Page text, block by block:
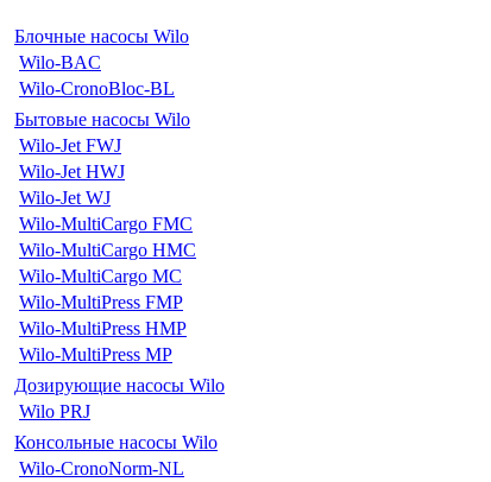
Блочные насосы Wilo
Wilo-BAC
Wilo-CronoBloc-BL
Бытовые насосы Wilo
Wilo-Jet FWJ
Wilo-Jet HWJ
Wilo-Jet WJ
Wilo-MultiCargo FMC
Wilo-MultiCargo HMC
Wilo-MultiCargo MC
Wilo-MultiPress FMP
Wilo-MultiPress HMP
Wilo-MultiPress MP
Дозирующие насосы Wilo
Wilo PRJ
Консольные насосы Wilo
Wilo-CronoNorm-NL